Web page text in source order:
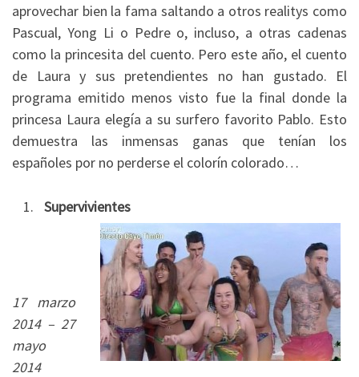
aprovechar bien la fama saltando a otros realitys como
Pascual, Yong Li o Pedre o, incluso, a otras cadenas
como la princesita del cuento. Pero este año, el cuento
de Laura y sus pretendientes no han gustado. El
programa emitido menos visto fue la final donde la
princesa Laura elegía a su surfero favorito Pablo. Esto
demuestra las inmensas ganas que tenían los
españoles por no perderse el colorín colorado…
Supervivientes
17 marzo
2014 – 27
mayo
2014